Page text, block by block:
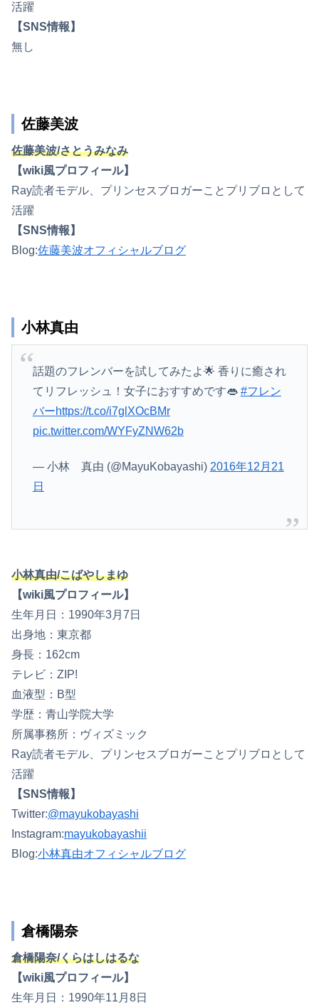
活躍
【SNS情報】
無し
佐藤美波
佐藤美波/さとうみなみ
【wiki風プロフィール】
Ray読者モデル、プリンセスブロガーことプリブロとして
活躍
【SNS情報】
Blog:佐藤美波オフィシャルブログ
小林真由
話題のフレンバーを試してみたよ🌟 香りに癒され
てリフレッシュ！女子におすすめです👄 #フレン
バーhttps://t.co/i7glXOcBMr
pic.twitter.com/WYFyZNW62b
— 小林 真由 (@MayuKobayashi) 2016年12月21
日
小林真由/こばやしまゆ
【wiki風プロフィール】
生年月日：1990年3月7日
出身地：東京都
身長：162cm
テレビ：ZIP!
血液型：B型
学歴：青山学院大学
所属事務所：ヴィズミック
Ray読者モデル、プリンセスブロガーことプリブロとして
活躍
【SNS情報】
Twitter:@mayukobayashi
Instagram:mayukobayashii
Blog:小林真由オフィシャルブログ
倉橋陽奈
倉橋陽奈/くらはしはるな
【wiki風プロフィール】
生年月日：1990年11月8日